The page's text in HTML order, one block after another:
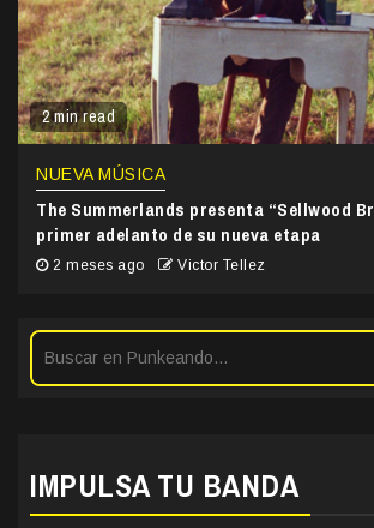
2 min read
NUEVA MÚSICA
The Summerlands presenta “Sellwood
primer adelanto de su nueva etapa
2 meses ago Victor Tellez
IMPULSA TU BANDA